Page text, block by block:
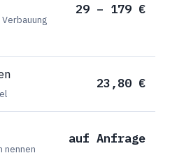
29 – 179 €
23,80 €
nennen
auf Anfrage